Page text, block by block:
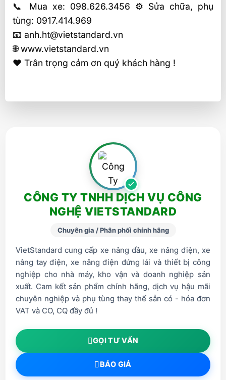
📞 Mua xe: 098.626.3456 ⚙️ Sửa chữa, phụ
tùng: 0917.414.969
📧 anh.ht@vietstandard.vn
🌐 www.vietstandard.vn
❤️ Trân trọng cảm ơn quý khách hàng !
CÔNG TY TNHH DỊCH VỤ CÔNG
NGHỆ VIETSTANDARD
Chuyên gia / Phân phối chính hãng
VietStandard cung cấp xe nâng dầu, xe nâng điện, xe
nâng tay điện, xe nâng điện đứng lái và thiết bị công
nghiệp cho nhà máy, kho vận và doanh nghiệp sản
xuất. Cam kết sản phẩm chính hãng, dịch vụ hậu mãi
chuyên nghiệp và phụ tùng thay thế sẵn có - hóa đơn
VAT và CO, CQ đầy đủ !
GỌI TƯ VẤN
BÁO GIÁ